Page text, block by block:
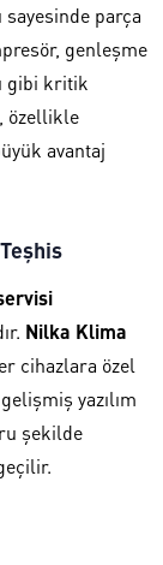
parça
genleşme
gibi kritik
özellikle
avantaj
Nilka Klima
cihazlara özel
yazılım
şekilde